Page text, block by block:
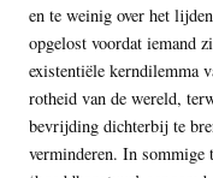
en te weinig over het
opgelost voordat iemand
existentiële kerndilemma
rotheid van de wereld,
bevrijding dichterbij te
verminderen. In sommige